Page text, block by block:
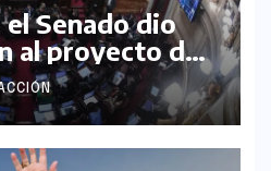
Senado dio
al proyecto de
la Propiedad